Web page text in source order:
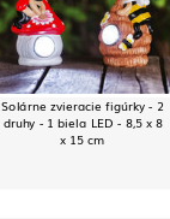
Solárne zvieracie figúrky - 2
druhy - 1 biela LED - 8,5 x 8
x 15 cm